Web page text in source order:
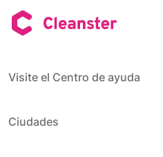
Visite el Centro de ayuda
Ciudades